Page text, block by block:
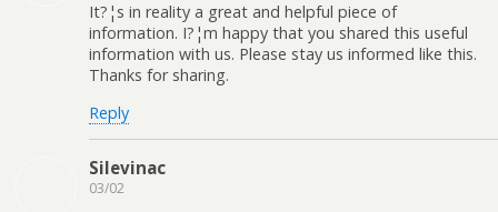
It?¦s in reality a great and helpful piece of
information. I?¦m happy that you shared this useful
information with us. Please stay us informed like this.
Thanks for sharing.
Reply
Silevinac
03/02